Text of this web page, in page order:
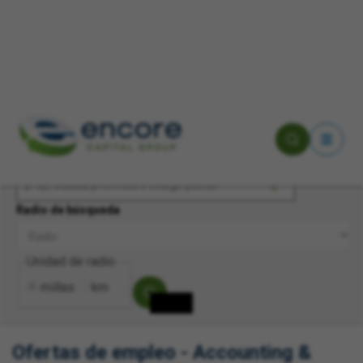
Ubicación
Radio de búsqueda
Unidad de radio
millas
Ofertas de empleo - Accounting &